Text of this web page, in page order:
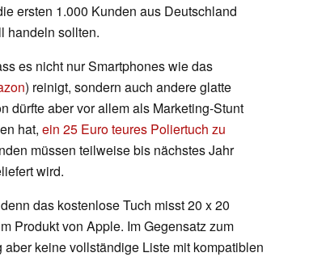
ersten 1.000 Kunden aus Deutschland
handeln sollten.
es nicht nur Smartphones wie das
) reinigt, sondern auch andere glatte
dürfte aber vor allem als Marketing-Stunt
hat, ein 25 Euro teures Poliertuch zu
müssen teilweise bis nächstes Jahr
wird.
das kostenlose Tuch misst 20 x 20
Produkt von Apple. Im Gegensatz zum
keine vollständige Liste mit kompatiblen